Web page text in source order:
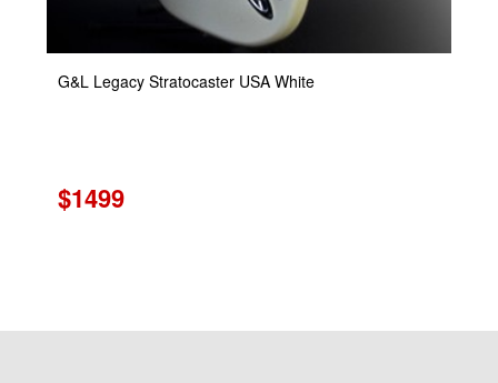
G&L Legacy Stratocaster USA White
$1499